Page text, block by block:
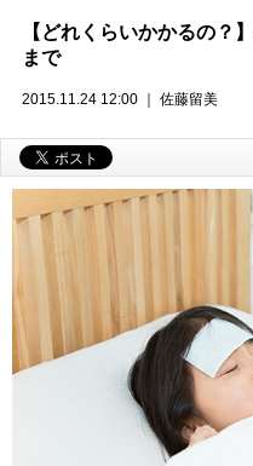
【どれくらいかかるの？
まで
2015.11.24 12:00 ｜ 佐藤留美